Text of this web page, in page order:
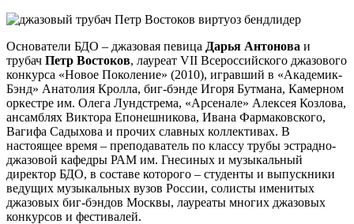
Основатели БДО – джазовая певица Дарья Антонова и
трубач Петр Востоков, лауреат VII Всероссийского джазового
конкурса «Новое Поколение» (2010), игравший в «Академик-
Бэнд» Анатолия Кролла, биг-бэнде Игоря Бутмана, Камерном
оркестре им. Олега Лундстрема, «Арсенале» Алексея Козлова,
ансамблях Виктора Епонешникова, Ивана Фармаковского,
Вагифа Садыхова и прочих славных коллективах. В
настоящее время – преподаватель по классу трубы эстрадно-
джазовой кафедры РАМ им. Гнесиных и музыкальный
директор БДО, в составе которого – студенты и выпускники
ведущих музыкальных вузов России, солисты именитых
джазовых биг-бэндов Москвы, лауреаты многих джазовых
конкурсов и фестивалей.